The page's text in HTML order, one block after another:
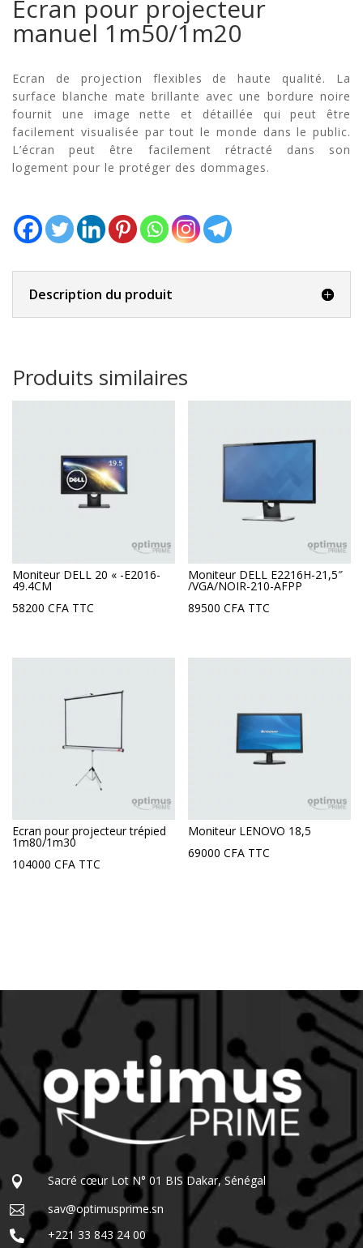
Ecran pour projecteur
manuel 1m50/1m20
Ecran de projection flexibles de haute qualité. La
surface blanche mate brillante avec une bordure noire
fournit une image nette et détaillée qui peut être
facilement visualisée par tout le monde dans le public.
L’écran peut être facilement rétracté dans son
logement pour le protéger des dommages.
Description du produit
Produits similaires
Moniteur DELL 20 « -E2016-
49.4CM
58200 CFA TTC
Moniteur DELL E2216H-21,5″
/VGA/NOIR-210-AFPP
89500CFA TTC
Ecran pour projecteur trépied
1m80/1m30
104000 CFA TTC
Moniteur LENOVO 18,5
69000CFA TTC
 Sacré cœur Lot N° 01 BIS Dakar, Sénégal
 sav@optimusprime.sn
 +221 33 843 24 00